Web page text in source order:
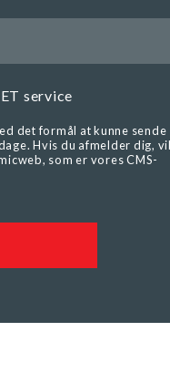
service
det formål at kunne sende
Hvis du afmelder dig,
som er vores CMS-